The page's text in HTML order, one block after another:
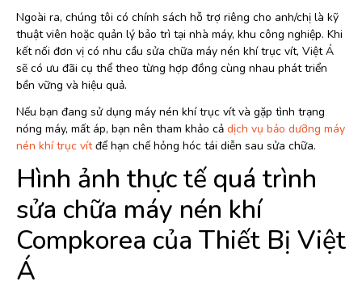
Ngoài ra, chúng tôi có chính sách hỗ trợ riêng cho anh/chị là kỹ
thuật viên hoặc quản lý bảo trì tại nhà máy, khu công nghiệp. Khi
kết nối đơn vị có nhu cầu sửa chữa máy nén khí trục vít, Việt Á
sẽ có ưu đãi cụ thể theo từng hợp đồng cùng nhau phát triển
bền vững và hiệu quả.
Nếu bạn đang sử dụng máy nén khí trục vít và gặp tình trạng
nóng máy, mất áp, bạn nên tham khảo cả dịch vụ bảo dưỡng máy
nén khí trục vítđể hạn chế hỏng hóc tái diễn sau sửa chữa.
Hình ảnh thực tế quá trình
sửa chữa máy nén khí
Compkorea của Thiết Bị Việt
Á